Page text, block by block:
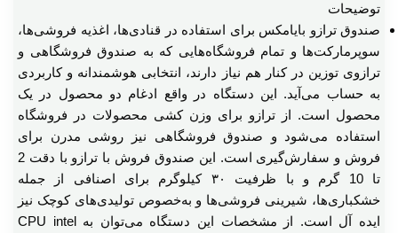
توضیحات
صندوق ترازو بایامکس برای استفاده در قنادی‌ها، اغذیه فروشی‌ها،
سوپرمارکت‌ها و تمام فروشگاه‌هایی که به صندوق فروشگاهی و
ترازوی توزین در کنار هم نیاز دارند، انتخابی هوشمندانه و کاربردی
به حساب می‌آید. این دستگاه در واقع ادغام دو محصول در یک
محصول است. از ترازو برای وزن کشی محصولات در فروشگاه
استفاده می‌شود و صندوق فروشگاهی نیز روشی مدرن برای
فروش و سفارش‌گیری است. این صندوق فروش با ترازو با دقت 2
تا 10 گرم و با ظرفیت ۳۰ کیلوگرم برای اصنافی از جمله
خشکباری‌ها، شیرینی فروشی‌ها و به‌خصوص تولیدی‌های کوچک نیز
ایده آل است. از مشخصات این دستگاه می‌توان به CPU intel